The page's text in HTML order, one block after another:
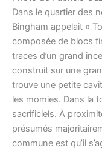
Dans le quartier des
Bingham appelait «
composée de blocs
traces d’un grand
construit sur une
trouve une petite
les momies. Dans la
sacrificiels. À
présumés
commune est qu’il